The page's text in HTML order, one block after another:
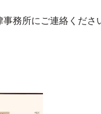
務所にご連絡くださ